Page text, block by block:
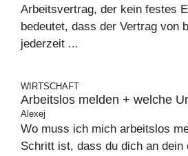
Arbeitsvertrag, der kein festes
bedeutet, dass der Vertrag von
jederzeit ...
WIRTSCHAFT
Arbeitslos melden + welche
Alexej
Wo muss ich mich arbeitslos
Schritt ist, dass du dich an dein